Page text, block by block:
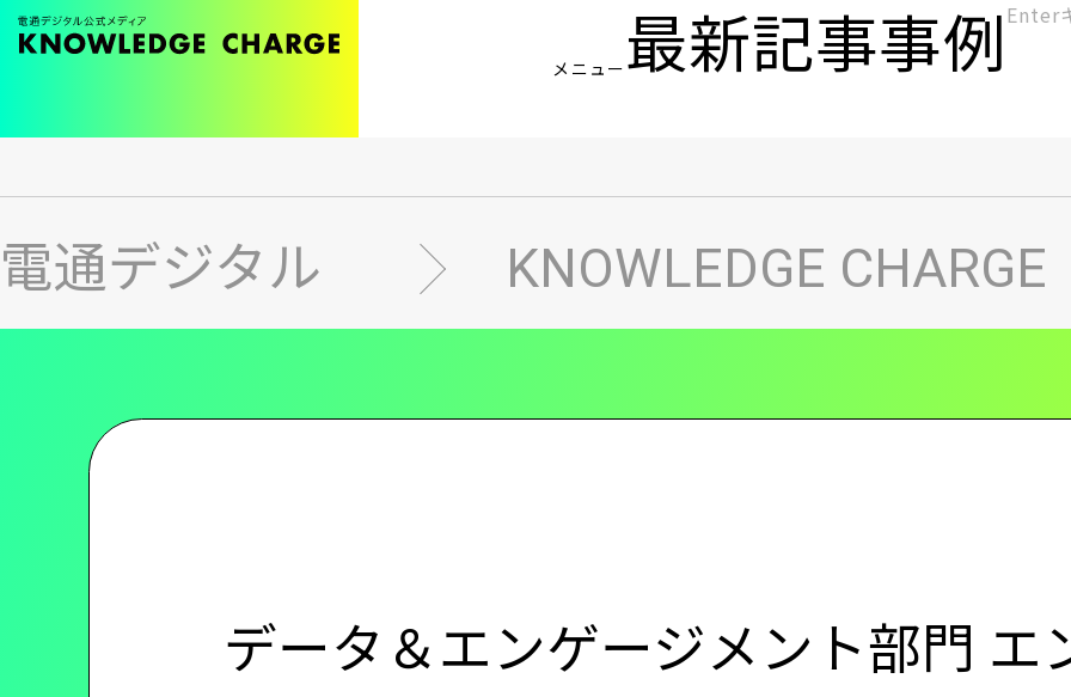
メ
イ
ン
コ
メニュー [KC]
ヘ
ッ
ー
最新記事事例
電通デジタル KNOWLEDGE CHARGE
データ＆エンゲージメント部門 エ